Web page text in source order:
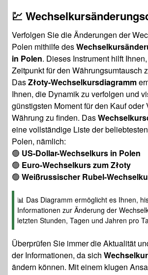
💹
Verfolgen Sie die Änderungen der
Polen mithilfe des
in Polen. Dieses Instrument hilft
Zeitpunkt für den Währungsumtausch
DasZłoty-Wechselkursdiagramm
Ihnen, die Dynamik zu verfolgen und
günstigsten Moment für den Kauf oder
Währung zu finden. Das
eine vollständige Liste der
Polen, nämlich:
🟢 US-Dollar-Wechselkurs in Polen
🟢 Euro-Wechselkurs zum Złoty
🟢 Weißrussischer Rubel-
📊 Das Diagramm ermöglicht es Ihnen,
Informationen zur Änderung der
letzten Stunden, Tagen und Jahren pro
Überprüfen Sie immer die Aktualität
der Informationen, da sich
ändern können. Mit einem klugen